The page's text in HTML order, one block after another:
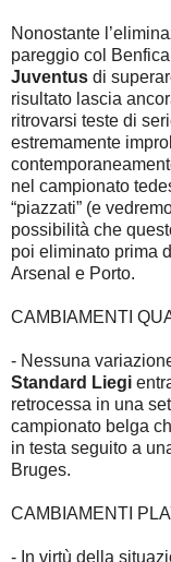
Nonostante
pareggio col
Juventus di
risultato lascia
ritrovarsi teste di
estremamente
nel campionato
“piazzati” (e
possibilità che
poi eliminato prima
Arsenal e Porto.
CAMBIAMENTI
- Nessuna
Standard Liegi
retrocessa in una
campionato belga
in testa seguito a
Bruges.
CAMBIAMENTI
- In virtù della